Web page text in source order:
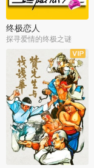
终极恋人
探寻爱情的终极之谜